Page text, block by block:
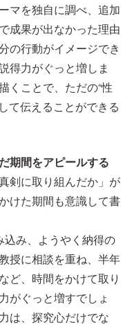
マを独自に調べ、追加
成果が出なかった理由
の行動がイメージでき
得力がぐっと増しま
くことで、ただの“性
て伝えることができる
期間をアピールする
剣に取り組んだか」が
けた期間も意識して書
み、ようやく納得の
授に相談を重ね、半年
ど、時間をかけて取り
がぐっと増すでしょ
は、探究心だけでな